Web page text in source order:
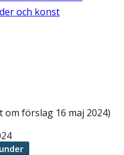
och konst
förslag 16 maj 2024)